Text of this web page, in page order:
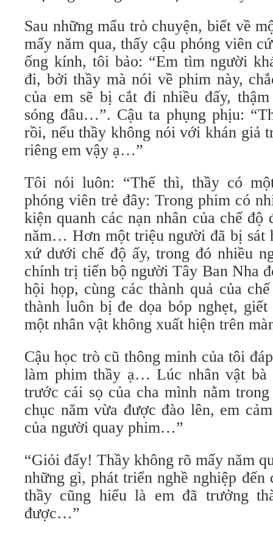
Sau những mẩu trò chuyện, biết về
mấy năm qua, thấy cậu phóng viên
ống kính, tôi bảo: “Em tìm người
đi, bởi thầy mà nói về phim này,
của em sẽ bị cắt đi nhiều đấy,
sóng đâu…”. Cậu ta phụng phịu:
rồi, nếu thầy không nói với khán giả
riêng em vậy ạ…”
Tôi nói luôn: “Thế thì, thầy có
phóng viên trẻ đây: Trong phim có
kiện quanh các nạn nhân của chế độ
năm… Hơn một triệu người đã bị sát
xứ dưới chế độ ấy, trong đó nhiều
chính trị tiến bộ người Tây Ban Nha
hội họp, cùng các thành quả của
thành luôn bị đe dọa bóp nghẹt,
một nhân vật không xuất hiện trên
Cậu học trò cũ thông minh của tôi
làm phim thầy ạ… Lúc nhân vật bà
trước cái sọ của cha mình nằm
chục năm vừa được đào lên, em
của người quay phim…”
“Giỏi đấy! Thầy không rõ mấy năm
những gì, phát triển nghề nghiệp đến
thầy cũng hiểu là em đã trưởng
được…”